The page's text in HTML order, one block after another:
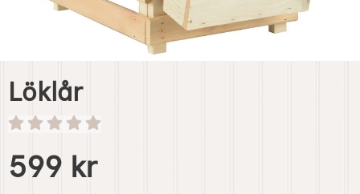
Löklår
Handla denna produkt Löklår
pris
599 kr